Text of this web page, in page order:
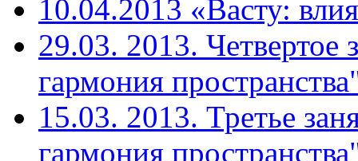
10.04.2013 «Васту:
29.03. 2013. Четвертое
гармония
15.03. 2013. Третье
гармония